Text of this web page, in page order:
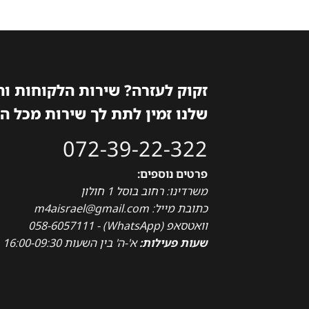
זקוק לעזרה? שירות הלקוחות
שלנו זמין לתת לך שירות מכל
072-39-22-322
פרטים נוספים:
משרדינו: רחוב בוסל 1 חולון
כתובת מייל: m4aisrael@gmail.com
וואטסאפ (WhatsApp) - 058-6057111
שעות פעילות:א'-ה' בין השעות 16:00-09:30